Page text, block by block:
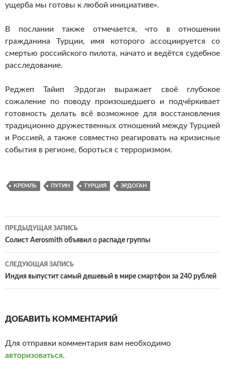
ущерба мы готовы к любой инициативе».
В послании также отмечается, что в отношении
гражданина Турции, имя которого ассоциируется со
смертью российского пилота, начато и ведётся судебное
расследование.
Реджеп Тайип Эрдоган выражает своё глубокое
сожаление по поводу произошедшего и подчёркивает
готовность делать всё возможное для восстановления
традиционно дружественных отношений между Турцией
и Россией, а также совместно реагировать на кризисные
события в регионе, бороться с терроризмом.
КРЕМЛЬ ПУТИН ТУРЦИЯ ЭРДОГАН
Навигация
по
записям
ПРЕДЫДУЩАЯ ЗАПИСЬ
Солист Aerosmith объявил о распаде группы
СЛЕДУЮЩАЯ ЗАПИСЬ
Индия выпустит самый дешевый в мире смартфон за 240 рублей
ДОБАВИТЬ КОММЕНТАРИЙ
Для отправки комментария вам необходимо
авторизоваться.